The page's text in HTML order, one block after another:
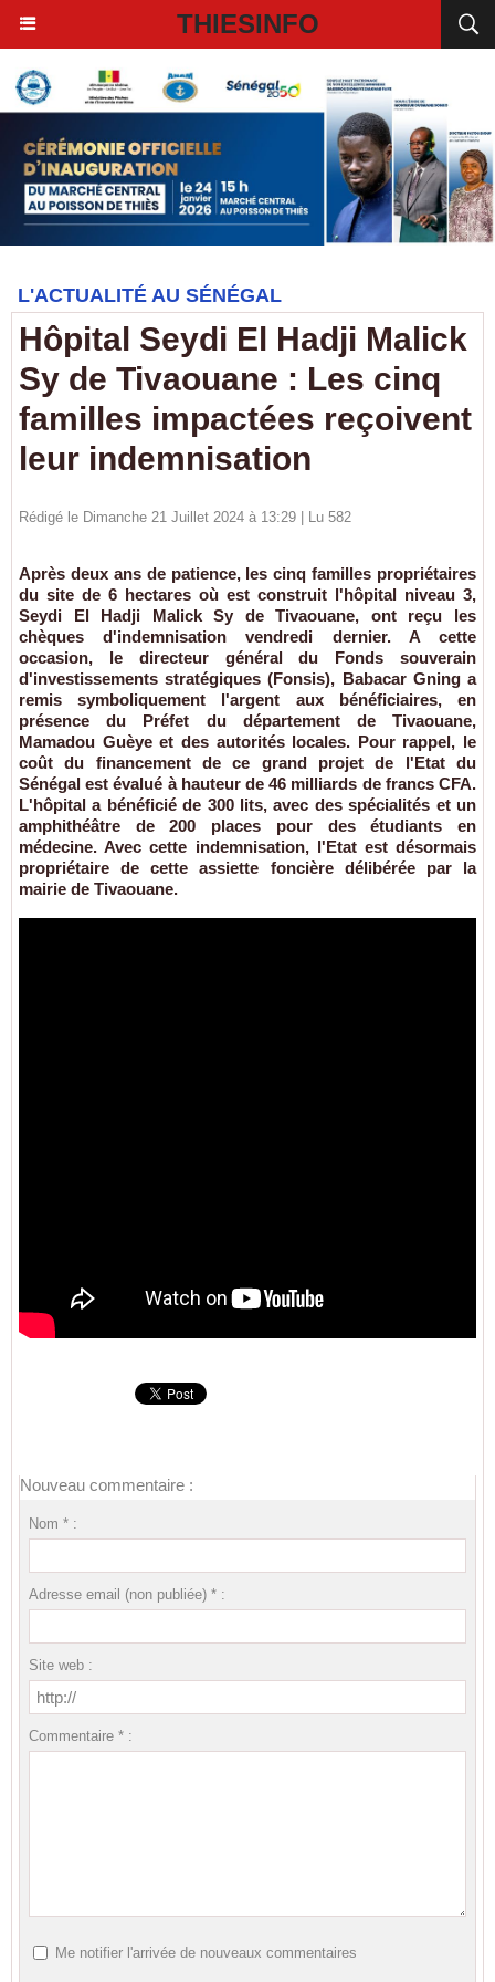
THIESINFO
L'ACTUALITÉ AU SÉNÉGAL
Hôpital Seydi El Hadji Malick
Sy de Tivaouane : Les cinq
familles impactées reçoivent
leur indemnisation
Rédigé le Dimanche 21 Juillet 2024 à 13:29 | Lu 582
Après deux ans de patience, les cinq familles propriétaires
du site de 6 hectares où est construit l'hôpital niveau 3,
Seydi El Hadji Malick Sy de Tivaouane, ont reçu les
chèques d'indemnisation vendredi dernier. A cette
occasion, le directeur général du Fonds souverain
d'investissements stratégiques (Fonsis), Babacar Gning a
remis symboliquement l'argent aux bénéficiaires, en
présence du Préfet du département de Tivaouane,
Mamadou Guèye et des autorités locales. Pour rappel, le
coût du financement de ce grand projet de l'Etat du
Sénégal est évalué à hauteur de 46 milliards de francs CFA.
L'hôpital a bénéficié de 300 lits, avec des spécialités et un
amphithéâtre de 200 places pour des étudiants en
médecine. Avec cette indemnisation, l'Etat est désormais
propriétaire de cette assiette foncière délibérée par la
mairie de Tivaouane.
Nouveau commentaire :
Nom * :
Adresse email (non publiée) * :
Site web :
Commentaire * :
Me notifier l'arrivée de nouveaux commentaires